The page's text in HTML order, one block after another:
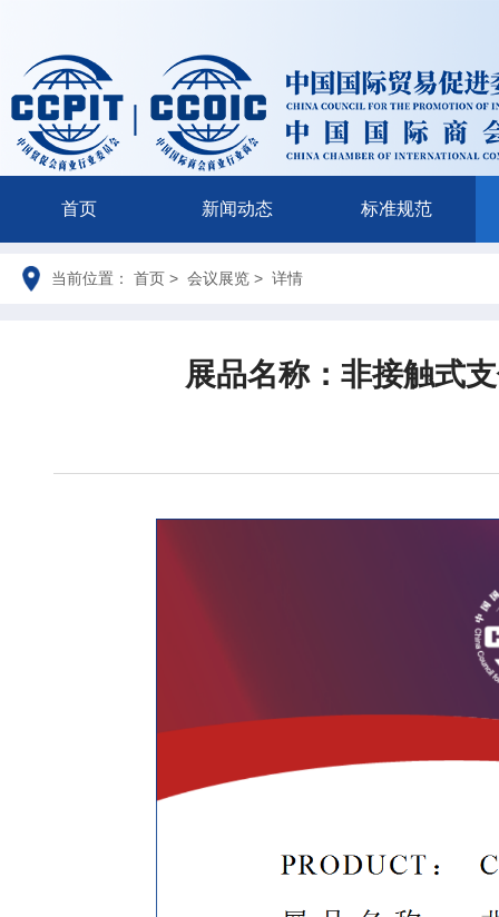
首页 新闻动态 标准规范
当前位置： 首页 > 会议展览 > 详情
展品名称：非接触式